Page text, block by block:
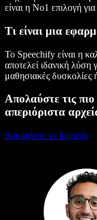
είναι η Νο1 επιλογή
Τι είναι μια
Το Speechify είναι η
αποτελεί ιδανική
μαθησιακές δυσκολίες
Απολαύστε τις
απεριόριστα
Δοκιμάστε το δωρεάν